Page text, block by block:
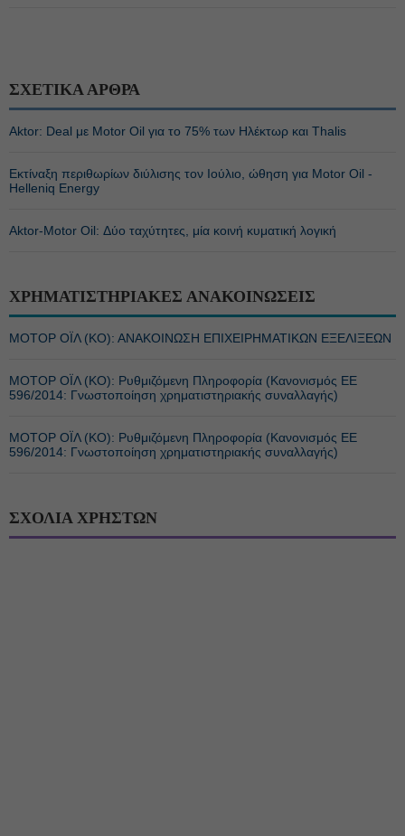
ΣΧΕΤΙΚΑ ΑΡΘΡΑ
Aktor: Deal με Motor Oil για το 75% των Ηλέκτωρ και Thalis
Εκτίναξη περιθωρίων διύλισης τον Ιούλιο, ώθηση για Motor Oil -
Helleniq Energy
Αktor-Motor Oil: Δύο ταχύτητες, μία κοινή κυματική λογική
ΧΡΗΜΑΤΙΣΤΗΡΙΑΚΕΣ ΑΝΑΚΟΙΝΩΣΕΙΣ
ΜΟΤΟΡ ΟΪΛ (ΚΟ): ΑΝΑΚΟΙΝΩΣΗ ΕΠΙΧΕΙΡΗΜΑΤΙΚΩΝ ΕΞΕΛΙΞΕΩΝ
ΜΟΤΟΡ ΟΪΛ (ΚΟ): Ρυθμιζόμενη Πληροφορία (Κανονισμός ΕΕ
596/2014: Γνωστοποίηση χρηματιστηριακής συναλλαγής)
ΜΟΤΟΡ ΟΪΛ (ΚΟ): Ρυθμιζόμενη Πληροφορία (Κανονισμός ΕΕ
596/2014: Γνωστοποίηση χρηματιστηριακής συναλλαγής)
ΣΧΟΛΙΑ ΧΡΗΣΤΩΝ